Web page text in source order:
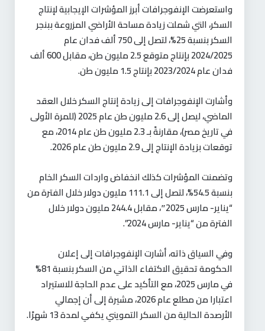
واستعرضت الإنفوجرافات أبرز المؤشرات الإيجابية لإنتاج
السكر، التي شملت زيادة مساحة الأراضي المزروعة ببنجر
السكر بنسبة 25%، لتصل إلى 750 ألف فدان عام
2024/2025 بإنتاج متوقع 2.5 مليون طن، مقابل 600 ألف
فدان عام 2023/2024 بإنتاج 1.5 مليون طن.
وأشارت الإنفوجرافات إلى زيادة إنتاج السكر خلال العقد
الماضي، ليصل إلى 2.6 مليون طن عام 2025 (للمرة الأولى
في تاريخ مصر)، مقارنةً بـ 2.3 مليون طن عام 2014، مع
توقعات بزيادة الإنتاج إلى 2.9 مليون طن عام 2026.
وتضمنت المؤشرات كذلك انخفاض واردات السكر الخام
بنسبة 54.5%، لتصل إلى 111.1 مليون دولار خلال الفترة من
“يناير- مارس 2025″، مقابل 244.4 مليون دولار خلال
الفترة من “يناير- مارس 2024”.
وفي السياق ذاته، أشارت الإنفوجرافات إلى إعلان
الحكومة تحقيق الاكتفاء الذاتي من السكر بنسبة 81%
في مارس 2025، مع التأكيد على عدم الحاجة للاستيراد
اعتبارا من مطلع عام 2026، مشيرة إلى أن إجمالي
الأرصدة الحالية من السكر التمويني يكفي لمدة 13 شهرًا.